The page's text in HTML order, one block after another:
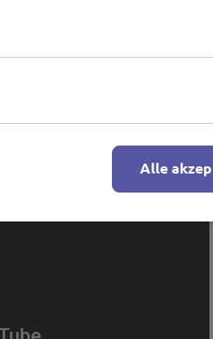
Borg
(Rósa), Viktor
Gunnarsson (Finnur)
Alle